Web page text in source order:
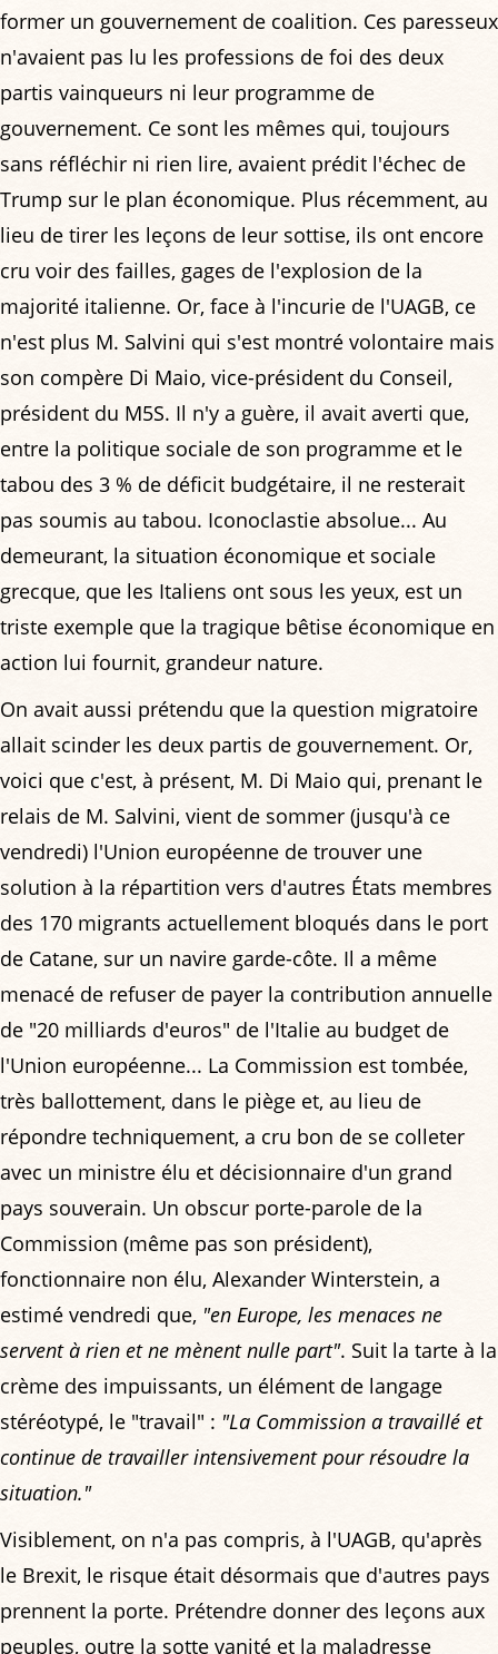
former un gouvernement de coalition. Ces paresseux
n'avaient pas lu les professions de foi des deux
partis vainqueurs ni leur programme de
gouvernement. Ce sont les mêmes qui, toujours
sans réfléchir ni rien lire, avaient prédit l'échec de
Trump sur le plan économique. Plus récemment, au
lieu de tirer les leçons de leur sottise, ils ont encore
cru voir des failles, gages de l'explosion de la
majorité italienne. Or, face à l'incurie de l'UAGB, ce
n'est plus M. Salvini qui s'est montré volontaire mais
son compère Di Maio, vice-président du Conseil,
président du M5S. Il n'y a guère, il avait averti que,
entre la politique sociale de son programme et le
tabou des 3 % de déficit budgétaire, il ne resterait
pas soumis au tabou. Iconoclastie absolue... Au
demeurant, la situation économique et sociale
grecque, que les Italiens ont sous les yeux, est un
triste exemple que la tragique bêtise économique en
action lui fournit, grandeur nature.
On avait aussi prétendu que la question migratoire
allait scinder les deux partis de gouvernement. Or,
voici que c'est, à présent, M. Di Maio qui, prenant le
relais de M. Salvini, vient de sommer (jusqu'à ce
vendredi) l'Union européenne de trouver une
solution à la répartition vers d'autres États membres
des 170 migrants actuellement bloqués dans le port
de Catane, sur un navire garde-côte. Il a même
menacé de refuser de payer la contribution annuelle
de "20 milliards d'euros" de l'Italie au budget de
l'Union européenne... La Commission est tombée,
très ballottement, dans le piège et, au lieu de
répondre techniquement, a cru bon de se colleter
avec un ministre élu et décisionnaire d'un grand
pays souverain. Un obscur porte-parole de la
Commission (même pas son président),
fonctionnaire non élu, Alexander Winterstein, a
estimé vendredi que, "en Europe, les menaces ne
servent à rien et ne mènent nulle part". Suit la tarte à la
crème des impuissants, un élément de langage
stéréotypé, le "travail" : "La Commission a travaillé et
continue de travailler intensivement pour résoudre la
situation."
Visiblement, on n'a pas compris, à l'UAGB, qu'après
le Brexit, le risque était désormais que d'autres pays
prennent la porte. Prétendre donner des leçons aux
peuples, outre la sotte vanité et la maladresse